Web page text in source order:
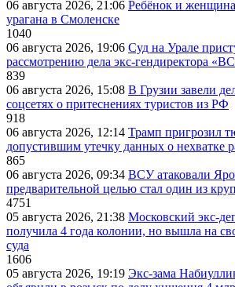
06 августа 2026, 21:06 Ребёнок и
урагана в Смоленске
1040
06 августа 2026, 19:06 Суд на Урале
рассмотрению дела экс-гендиректора
839
06 августа 2026, 15:08 В Грузии завели
соцсетях о притеснениях туристов из РФ
918
06 августа 2026, 12:14 Трамп пригрозил
допустившим утечку данных о нехватке
865
06 августа 2026, 09:34 ВСУ атаковали
предварительной целью стал один из
4751
05 августа 2026, 21:38 Московский экс-
получила 4 года колонии, но вышла на
суда
1606
05 августа 2026, 19:19 Экс-зама